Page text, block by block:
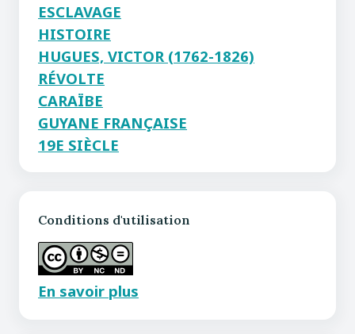
ESCLAVAGE
HISTOIRE
HUGUES, VICTOR (1762-1826)
RÉVOLTE
CARAÏBE
GUYANE FRANÇAISE
19E SIÈCLE
Conditions d'utilisation
En savoir plus